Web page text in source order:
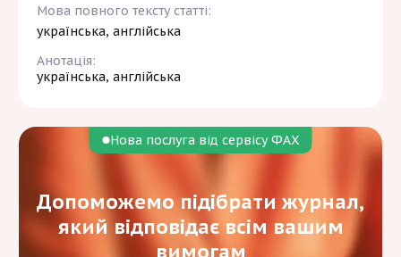
Мова повного тексту статті:
українська, англійська
Анотація:
українська, англійська
Нова послуга від сервісу ФАХ
Допоможемо підібрати журнал,
який відповідає всім вашим
вимогам